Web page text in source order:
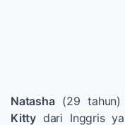
Natasha(29 tahun)
Kittydari Inggris